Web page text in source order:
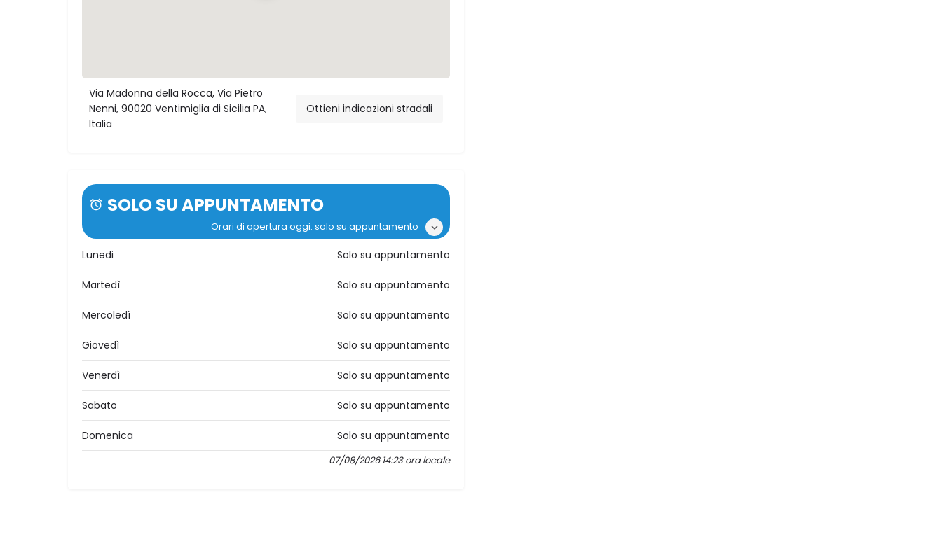
Via Madonna della Rocca, Via Pietro
Nenni, 90020 Ventimiglia di Sicilia PA,
Italia
Ottieni indicazioni stradali
SOLO SU APPUNTAMENTO
Orari di apertura oggi: solo su appuntamento
Lunedi Solo su appuntamento
Martedì Solo su appuntamento
Mercoledì Solo su appuntamento
Giovedì Solo su appuntamento
Venerdì Solo su appuntamento
Sabato Solo su appuntamento
Domenica Solo su appuntamento
07/08/2026 14:23 ora locale